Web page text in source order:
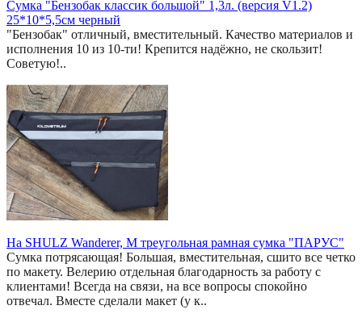
Сумка "Бензобак классик большой" 1,3л. (версия V1.2)
25*10*5,5см черный
"Бензобак" отличный, вместительный. Качество материалов и
исполнения 10 из 10-ти! Крепится надёжно, не скользит!
Советую!..
На SHULZ Wanderer, M треугольная рамная сумка "ПАРУС"
Сумка потрясающая! Большая, вместительная, сшито все четко
по макету. Велерию отдельная благодарность за работу с
клиентами! Всегда на связи, на все вопросы спокойно
отвечал. Вместе сделали макет (у к..